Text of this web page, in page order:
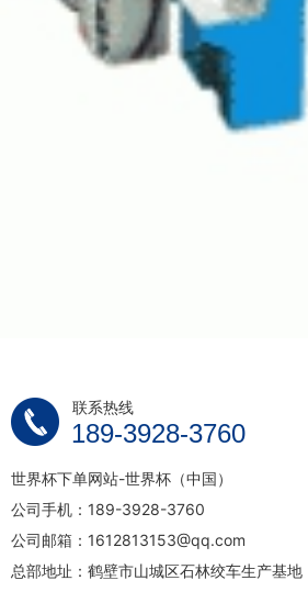
联系热线
189-3928-3760
世界杯下单网站-世界杯（中国）
公司手机：189-3928-3760
公司邮箱：1612813153@qq.com
总部地址：鹤壁市山城区石林绞车生产基地